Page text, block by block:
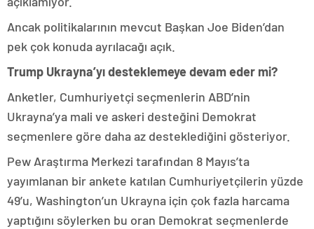
Ancak politikalarının mevcut Başkan Joe Biden’dan
pek çok konuda ayrılacağı açık.
Trump Ukrayna’yı desteklemeye devam eder mi?
Anketler, Cumhuriyetçi seçmenlerin ABD’nin
Ukrayna’ya mali ve askeri desteğini Demokrat
seçmenlere göre daha az desteklediğini gösteriyor.
Pew Araştırma Merkezi tarafından 8 Mayıs’ta
yayımlanan bir ankete katılan Cumhuriyetçilerin yüzde
49’u, Washington’un Ukrayna için çok fazla harcama
yaptığını söylerken bu oran Demokrat seçmenlerde